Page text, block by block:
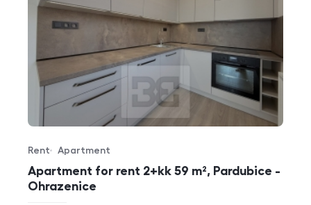
Apartment for rent 2+kk 59 m², Pardubice -
Ohrazenice
Offer type
Rent
Property type
Apartment